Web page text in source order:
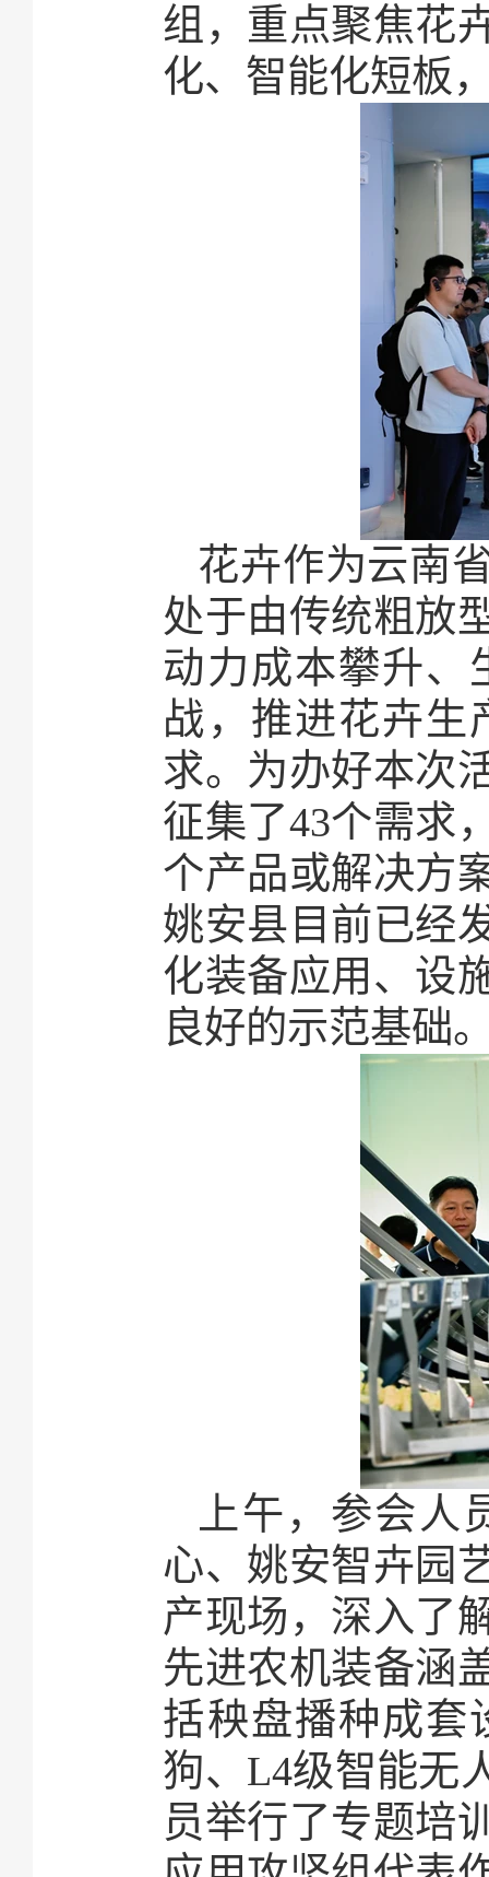
组，重点聚焦花
化、智能化短板
花卉作为云南
处于由传统粗放
动力成本攀升、
战，推进花卉生
求。为办好本次
征集了43个需求
个产品或解决方
姚安县目前已经
化装备应用、设
良好的示范基础
上午，参会
心、姚安智卉园
产现场，深入了
先进农机装备涵
括秧盘播种成套
狗、L4级智能无
员举行了专题培